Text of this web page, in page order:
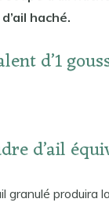
haché.
d’1
d’ail
granulé